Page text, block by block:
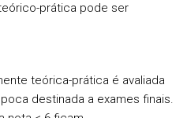
prática pode ser
teórica-prática é avaliada
destinada a exames finais.